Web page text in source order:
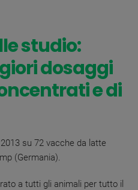
studio:
dosaggi
e di
su 72 vacche da latte
(Germania).
a tutti gli animali per tutto il